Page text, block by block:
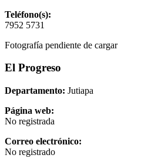
Teléfono(s):
7952 5731
Fotografía pendiente de cargar
El Progreso
Departamento: Jutiapa
Página web:
No registrada
Correo electrónico:
No registrado